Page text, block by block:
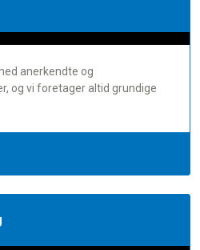
anerkendte og
og vi foretager altid grundige